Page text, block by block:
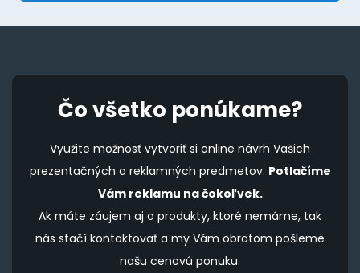
Čo všetko ponúkame?
Využite možnosť vytvoriť si online návrh Vašich
prezentačných a reklamných predmetov. Potlačíme
Vám reklamu na čokoľvek.
Ak máte záujem aj o produkty, ktoré nemáme, tak
nás stačí kontaktovať a my Vám obratom pošleme
našu cenovú ponuku.